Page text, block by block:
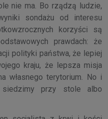
nie ma. Bo rządzą ludzie,
sondażu od interesu
korzyści są
prawdach: że
polityki państwa, że lepiej
kraju, że lepsza misja
własnego terytorium. No i
siedzimy przy stole albo